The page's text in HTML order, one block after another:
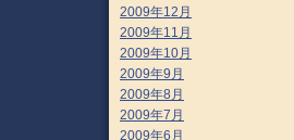
2009年12月
2009年11月
2009年10月
2009年9月
2009年8月
2009年7月
2009年6月